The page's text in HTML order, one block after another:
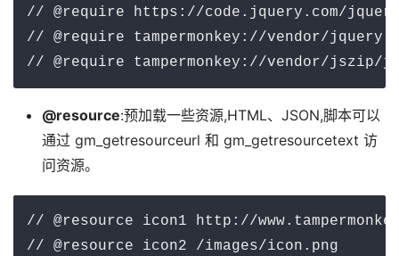
// @require https://code.jquery.com/
// @require tampermonkey://vendor/
// @require tampermonkey://vendor/
@resource:预加载一些资源,HTML、JSON,脚本可以
通过 gm_getresourceurl 和 gm_getresourcetext 访
问资源。
// @resource icon1 http://
// @resource icon2 /images/icon.png